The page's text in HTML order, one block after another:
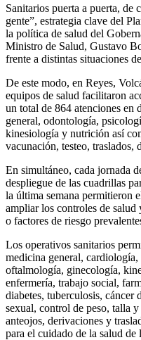
Sanitarios puerta a puerta, de
gente”, estrategia clave del
la política de salud del
Ministro de Salud, Gustavo
frente a distintas situaciones
De este modo, en Reyes,
equipos de salud facilitaron
un total de 864 atenciones en
general, odontología,
kinesiología y nutrición así
vacunación, testeo, traslados,
En simultáneo, cada jornada
despliegue de las cuadrillas
la última semana permitieron
ampliar los controles de salud
o factores de riesgo
Los operativos sanitarios
medicina general,
oftalmología, ginecología,
enfermería, trabajo social,
diabetes, tuberculosis, cáncer
sexual, control de peso, talla
anteojos, derivaciones y
para el cuidado de la salud de